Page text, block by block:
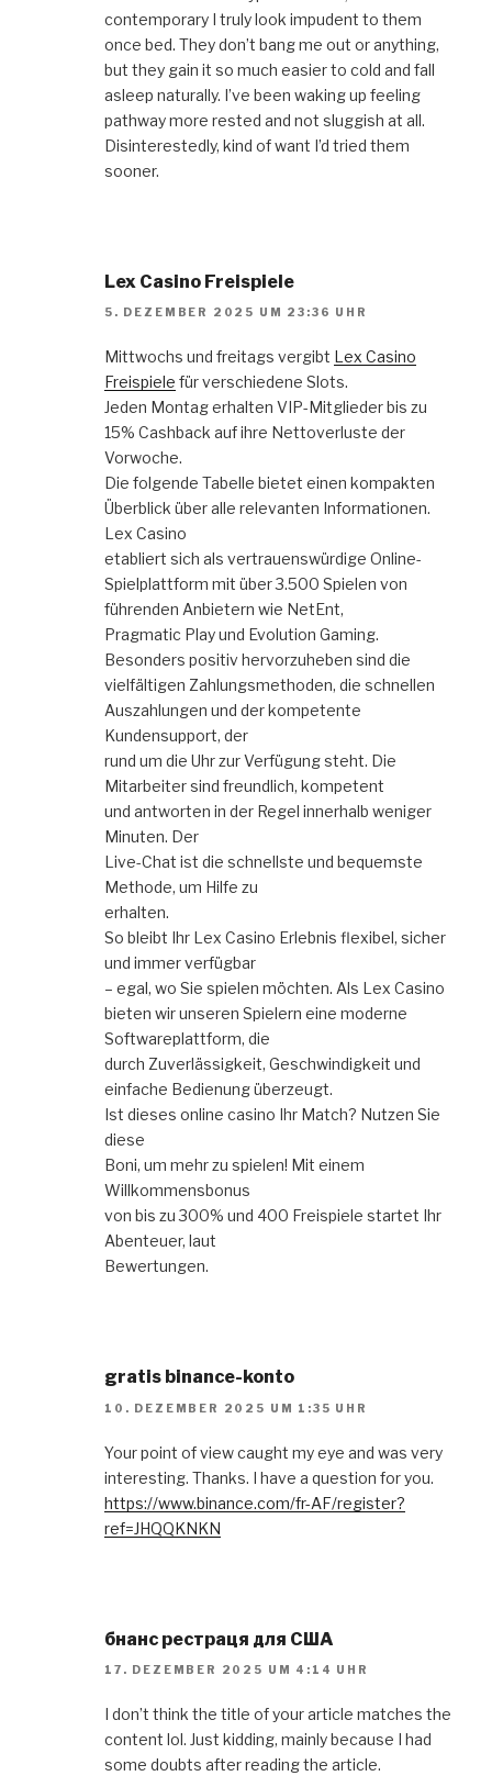
contemporary I truly look impudent to them
once bed. They don’t bang me out or anything,
but they gain it so much easier to cold and fall
asleep naturally. I’ve been waking up feeling
pathway more rested and not sluggish at all.
Disinterestedly, kind of want I’d tried them
sooner.
Lex Casino Freispiele
5. DEZEMBER 2025 UM 23:36 UHR
Mittwochs und freitags vergibt Lex Casino
Freispiele für verschiedene Slots.
Jeden Montag erhalten VIP-Mitglieder bis zu
15% Cashback auf ihre Nettoverluste der
Vorwoche.
Die folgende Tabelle bietet einen kompakten
Überblick über alle relevanten Informationen.
Lex Casino
etabliert sich als vertrauenswürdige Online-
Spielplattform mit über 3.500 Spielen von
führenden Anbietern wie NetEnt,
Pragmatic Play und Evolution Gaming.
Besonders positiv hervorzuheben sind die
vielfältigen Zahlungsmethoden, die schnellen
Auszahlungen und der kompetente
Kundensupport, der
rund um die Uhr zur Verfügung steht. Die
Mitarbeiter sind freundlich, kompetent
und antworten in der Regel innerhalb weniger
Minuten. Der
Live-Chat ist die schnellste und bequemste
Methode, um Hilfe zu
erhalten.
So bleibt Ihr Lex Casino Erlebnis flexibel, sicher
und immer verfügbar
– egal, wo Sie spielen möchten. Als Lex Casino
bieten wir unseren Spielern eine moderne
Softwareplattform, die
durch Zuverlässigkeit, Geschwindigkeit und
einfache Bedienung überzeugt.
Ist dieses online casino Ihr Match? Nutzen Sie
diese
Boni, um mehr zu spielen! Mit einem
Willkommensbonus
von bis zu 300% und 400 Freispiele startet Ihr
Abenteuer, laut
Bewertungen.
gratis binance-konto
10. DEZEMBER 2025 UM 1:35 UHR
Your point of view caught my eye and was very
interesting. Thanks. I have a question for you.
https://www.binance.com/fr-AF/register?
ref=JHQQKNKN
бнанс рестраця для США
17. DEZEMBER 2025 UM 4:14 UHR
I don’t think the title of your article matches the
content lol. Just kidding, mainly because I had
some doubts after reading the article.